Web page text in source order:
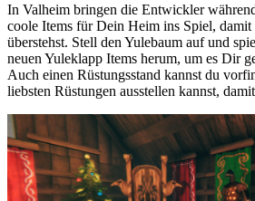
In Valheim bringen die Entwickler
coole Items für Dein Heim ins Spiel,
überstehst. Stell den Yulebaum auf und
neuen Yuleklapp Items herum, um es Dir
Auch einen Rüstungsstand kannst du
liebsten Rüstungen ausstellen kannst,